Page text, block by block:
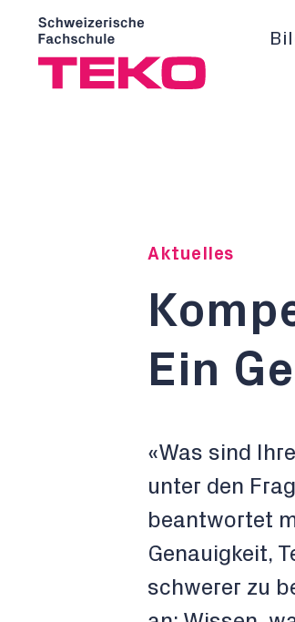
Aktuelles
Ein
«Was sind
unter den
beantwortet
Genauigkeit,
schwerer zu